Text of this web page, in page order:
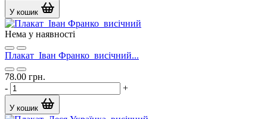
У кошик
Нема у наявності
Плакат_Іван Франко_висічний...
78.00 грн.
-
+
У кошик